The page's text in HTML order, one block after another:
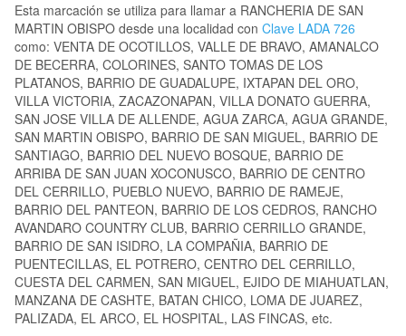
Esta marcación se utiliza para llamar a RANCHERIA DE SAN
MARTIN OBISPO desde una localidad con Clave LADA 726
como: VENTA DE OCOTILLOS, VALLE DE BRAVO, AMANALCO
DE BECERRA, COLORINES, SANTO TOMAS DE LOS
PLATANOS, BARRIO DE GUADALUPE, IXTAPAN DEL ORO,
VILLA VICTORIA, ZACAZONAPAN, VILLA DONATO GUERRA,
SAN JOSE VILLA DE ALLENDE, AGUA ZARCA, AGUA GRANDE,
SAN MARTIN OBISPO, BARRIO DE SAN MIGUEL, BARRIO DE
SANTIAGO, BARRIO DEL NUEVO BOSQUE, BARRIO DE
ARRIBA DE SAN JUAN XOCONUSCO, BARRIO DE CENTRO
DEL CERRILLO, PUEBLO NUEVO, BARRIO DE RAMEJE,
BARRIO DEL PANTEON, BARRIO DE LOS CEDROS, RANCHO
AVANDARO COUNTRY CLUB, BARRIO CERRILLO GRANDE,
BARRIO DE SAN ISIDRO, LA COMPAÑIA, BARRIO DE
PUENTECILLAS, EL POTRERO, CENTRO DEL CERRILLO,
CUESTA DEL CARMEN, SAN MIGUEL, EJIDO DE MIAHUATLAN,
MANZANA DE CASHTE, BATAN CHICO, LOMA DE JUAREZ,
PALIZADA, EL ARCO, EL HOSPITAL, LAS FINCAS, etc.